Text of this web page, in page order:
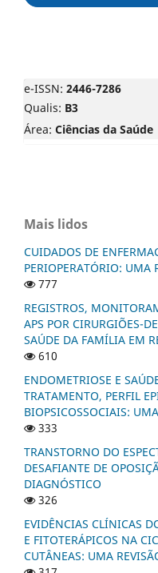
e-ISSN: 2446-7286
Qualis: B3
Área: Ciências da Saúde
Mais lidos
CUIDADOS DE
PERIOPERATÓRIO: UMA
777
REGISTROS,
APS POR CIRURGIÕES-
SAÚDE DA FAMÍLIA EM
610
ENDOMETRIOSE E
TRATAMENTO, PERFIL
BIOPSICOSSOCIAIS:
333
TRANSTORNO DO
DESAFIANTE DE
DIAGNÓSTICO
326
EVIDÊNCIAS CLÍNICAS
E FITOTERÁPICOS NA
CUTÂNEAS: UMA